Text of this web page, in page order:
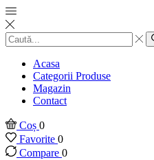
Introducere
căutare
Acasa
Categorii Produse
Magazin
Contact
Coș 0
Favorite 0
Compare 0